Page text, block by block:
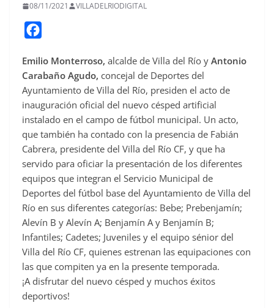
08/11/2021 VILLADELRIODIGITAL
c
e
o
o
k
Emilio Monterroso, alcalde de Villa del Río y Antonio
Carabaño Agudo, concejal de Deportes del
Ayuntamiento de Villa del Río, presiden el acto de
inauguración oficial del nuevo césped artificial
instalado en el campo de fútbol municipal. Un acto,
que también ha contado con la presencia de Fabián
Cabrera, presidente del Villa del Río CF, y que ha
servido para oficiar la presentación de los diferentes
equipos que integran el Servicio Municipal de
Deportes del fútbol base del Ayuntamiento de Villa del
Río en sus diferentes categorías: Bebe; Prebenjamín;
Alevín B y Alevín A; Benjamín A y Benjamín B;
Infantiles; Cadetes; Juveniles y el equipo sénior del
Villa del Río CF, quienes estrenan las equipaciones con
las que compiten ya en la presente temporada.
¡A disfrutar del nuevo césped y muchos éxitos
deportivos!